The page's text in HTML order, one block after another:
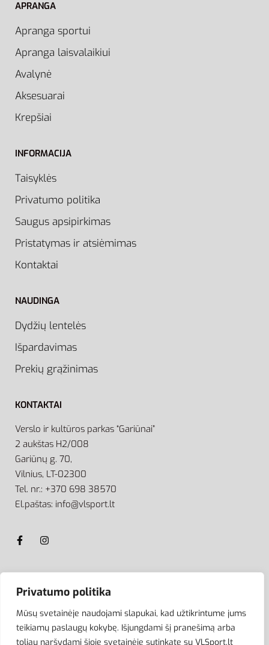
Privatumo politika
Mūsų svetainėje naudojami slapukai, kad užtikrintume jums
teikiamų paslaugų kokybę. Išjungdami šį pranešimą arba
toliau naršydami šioje svetainėje sutinkate su VLSport.lt
APRANGA
Apranga sportui
Apranga laisvalaikiui
Avalynė
Aksesuarai
Krepšiai
INFORMACIJA
Taisyklės
Privatumo politika
Saugus apsipirkimas
Pristatymas ir atsiėmimas
Kontaktai
NAUDINGA
Dydžių lentelės
Išpardavimas
Prekių grąžinimas
KONTAKTAI
Verslo ir kultūros parkas “Gariūnai”
2 aukštas H2/008
Gariūnų g. 70,
Vilnius, LT-02300
Tel. nr.: +370 698 38570
El.paštas: info@vlsport.lt